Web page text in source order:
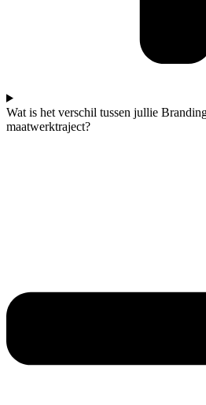
Wat is het verschil tussen jullie
maatwerktraject?